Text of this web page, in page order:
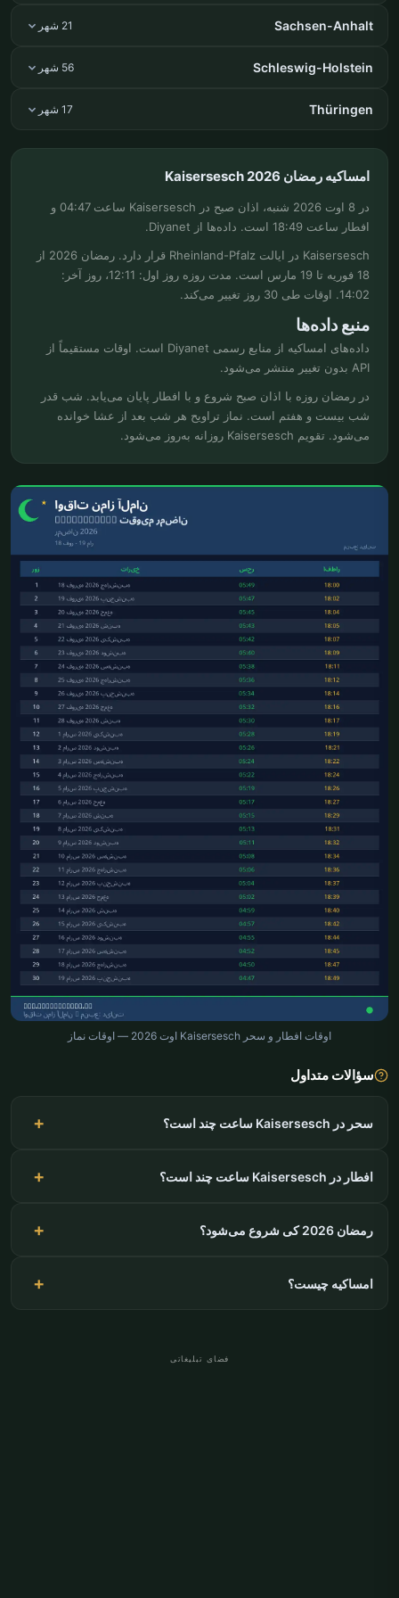
Sachsen-Anhalt 21 شهر
Schleswig-Holstein 56 شهر
Thüringen 17 شهر
امساکیه رمضان Kaisersesch 2026
در 8 اوت 2026 شنبه، اذان صبح در Kaisersesch ساعت 04:47 و
افطار ساعت 18:49 است. داده‌ها از Diyanet.
Kaisersesch در ایالت Rheinland-Pfalz قرار دارد. رمضان 2026 از
18 فوریه تا 19 مارس است. مدت روزه روز اول: 12:11، روز آخر:
14:02. اوقات طی 30 روز تغییر می‌کند.
منبع داده‌ها
داده‌های امساکیه از منابع رسمی Diyanet است. اوقات مستقیماً از
API بدون تغییر منتشر می‌شود.
در رمضان روزه با اذان صبح شروع و با افطار پایان می‌یابد. شب قدر
شب بیست و هفتم است. نماز تراویح هر شب بعد از عشا خوانده
می‌شود. تقویم Kaisersesch روزانه به‌روز می‌شود.
اوقات افطار و سحر Kaisersesch اوت 2026 — اوقات نماز
سؤالات متداول
سحر در Kaisersesch ساعت چند است؟
افطار در Kaisersesch ساعت چند است؟
رمضان 2026 کی شروع می‌شود؟
امساکیه چیست؟
فضای تبلیغاتی